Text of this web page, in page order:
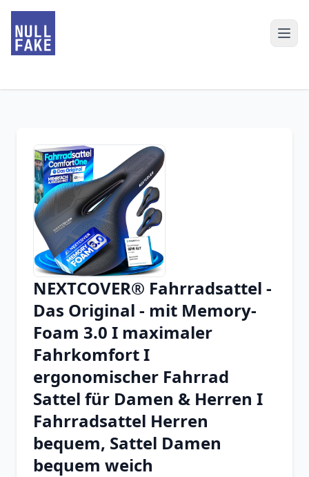
Chrome Extension
Firefox Add-on
NEXTCOVER® Fahrradsattel -
Das Original - mit Memory-
Foam 3.0 I maximaler
Fahrkomfort I
ergonomischer Fahrrad
Sattel für Damen & Herren I
Fahrradsattel Herren
bequem, Sattel Damen
bequem weich